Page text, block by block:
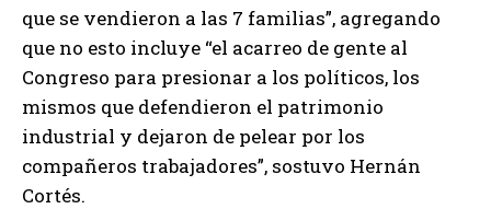
que se vendieron a las 7 familias”, agregando
que no esto incluye “el acarreo de gente al
Congreso para presionar a los políticos, los
mismos que defendieron el patrimonio
industrial y dejaron de pelear por los
compañeros trabajadores”, sostuvo Hernán
Cortés.